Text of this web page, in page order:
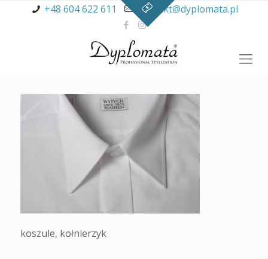
+48 604 622 611 kontakt@dyplomata.pl
koszule, kołnierzyk